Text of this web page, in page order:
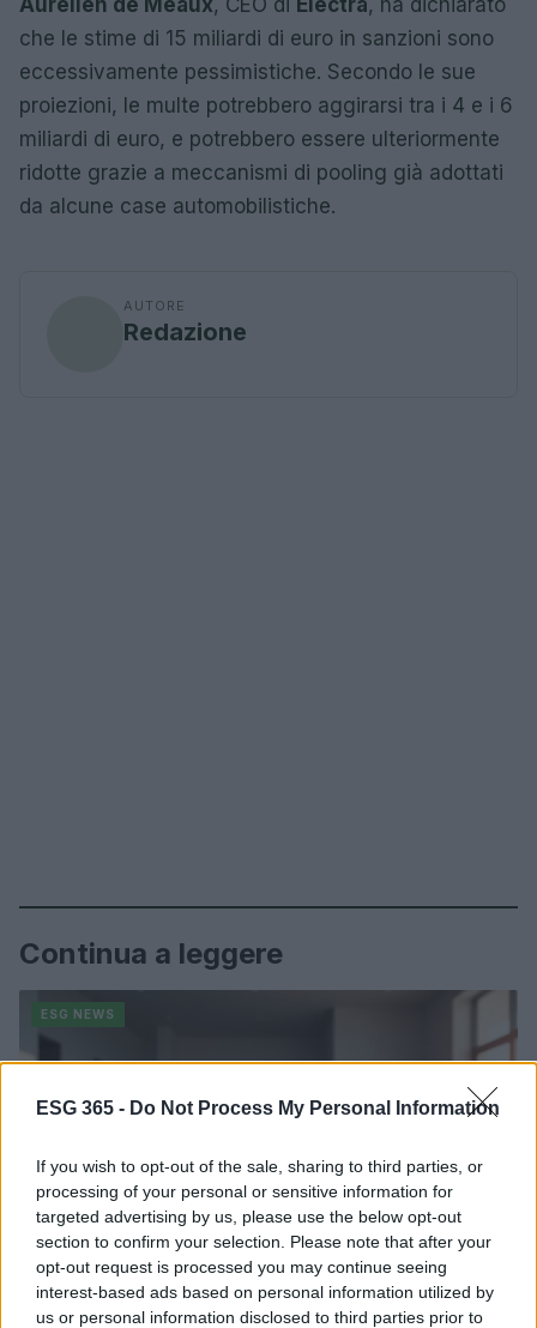
ESG 365 - Do Not Process My Personal Information
If you wish to opt-out of the sale, sharing to third parties, or
processing of your personal or sensitive information for
targeted advertising by us, please use the below opt-out
section to confirm your selection. Please note that after your
opt-out request is processed you may continue seeing
interest-based ads based on personal information utilized by
us or personal information disclosed to third parties prior to
che le stime di 15 miliardi di euro in sanzioni sono
eccessivamente pessimistiche. Secondo le sue
proiezioni, le multe potrebbero aggirarsi tra i 4 e i 6
miliardi di euro, e potrebbero essere ulteriormente
ridotte grazie a meccanismi di pooling già adottati
da alcune case automobilistiche.
AUTORE
Redazione
Continua a leggere
ESG NEWS